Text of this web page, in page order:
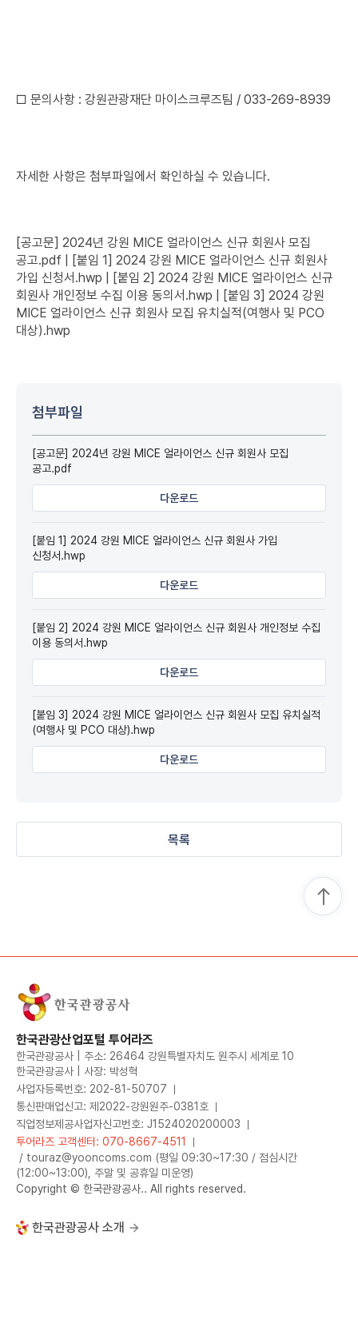
□ 문의사항 : 강원관광재단 마이스크루즈팀 / 033-269-8939
자세한 사항은 첨부파일에서 확인하실 수 있습니다.
[공고문] 2024년 강원 MICE 얼라이언스 신규 회원사 모집
공고.pdf | [붙임 1] 2024 강원 MICE 얼라이언스 신규 회원사
가입 신청서.hwp | [붙임 2] 2024 강원 MICE 얼라이언스 신규
회원사 개인정보 수집 이용 동의서.hwp | [붙임 3] 2024 강원
MICE 얼라이언스 신규 회원사 모집 유치실적(여행사 및 PCO
대상).hwp
첨부파일
[공고문] 2024년 강원 MICE 얼라이언스 신규 회원사 모집
공고.pdf
다운로드
[붙임 1] 2024 강원 MICE 얼라이언스 신규 회원사 가입
신청서.hwp
다운로드
[붙임 2] 2024 강원 MICE 얼라이언스 신규 회원사 개인정보 수집
이용 동의서.hwp
다운로드
[붙임 3] 2024 강원 MICE 얼라이언스 신규 회원사 모집 유치실적
(여행사 및 PCO 대상).hwp
다운로드
목록
한국관광산업포털 투어라즈
한국관광공사 | 주소: 26464 강원특별자치도 원주시 세계로 10
한국관광공사 | 사장: 박성혁
사업자등록번호: 202-81-50707
통신판매업신고: 제2022-강원원주-0381호
직업정보제공사업자신고번호: J1524020200003
투어라즈 고객센터: 070-8667-4511
/ touraz@yooncoms.com (평일 09:30~17:30 / 점심시간
(12:00~13:00), 주말 및 공휴일 미운영)
Copyright © 한국관광공사.. All rights reserved.
한국관광공사 소개